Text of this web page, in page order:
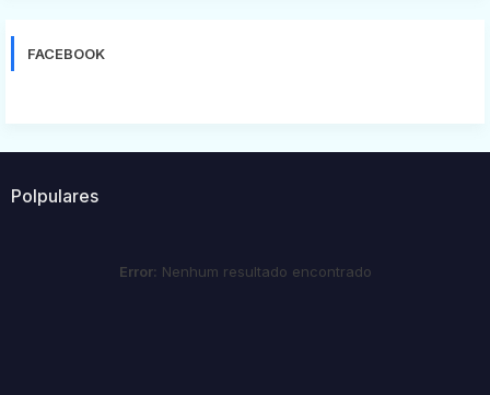
FACEBOOK
Polpulares
Error: Nenhum resultado encontrado